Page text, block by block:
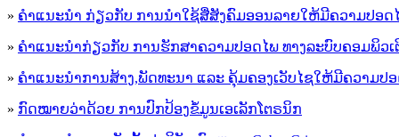
» ຄໍາແນະນໍາ ກ່ຽວກັບ ການນໍາໃຊ້ສື່ສັງຄົມອອນລາຍໃຫ້ມີຄວາມປອດ
» ຄຳແນະນຳກ່ຽວກັບ ການຮັກສາຄວາມປອດໄພ ທາງລະບົບຄອມພິວເ
» ຄຳແນະນຳການສ້າງ,ພັດທະນາ ແລະ ຄຸ້ມຄອງເວັບໄຊໃຫ້ມີຄວາມປ
» ກົດໝາຍວ່າດ້ວຍ ການປົກປ້ອງຂໍ້ມູນເອເລັກໂຕຣນິກ